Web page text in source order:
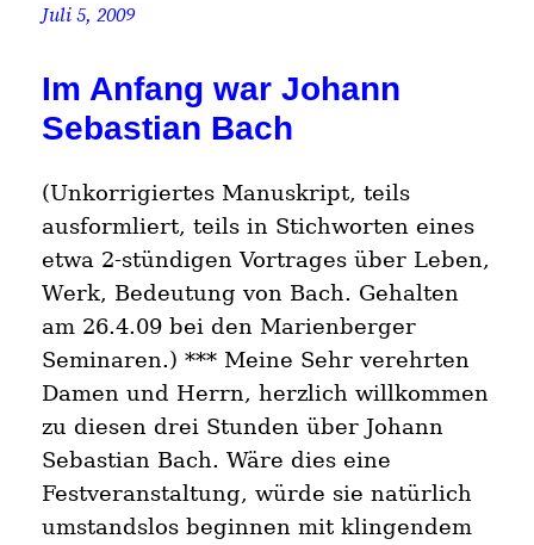
Juli 5, 2009
Im Anfang war Johann
Sebastian Bach
(Unkorrigiertes Manuskript, teils
ausformliert, teils in Stichworten eines
etwa 2-stündigen Vortrages über Leben,
Werk, Bedeutung von Bach. Gehalten
am 26.4.09 bei den Marienberger
Seminaren.) *** Meine Sehr verehrten
Damen und Herrn, herzlich willkommen
zu diesen drei Stunden über Johann
Sebastian Bach. Wäre dies eine
Festveranstaltung, würde sie natürlich
umstandslos beginnen mit klingendem